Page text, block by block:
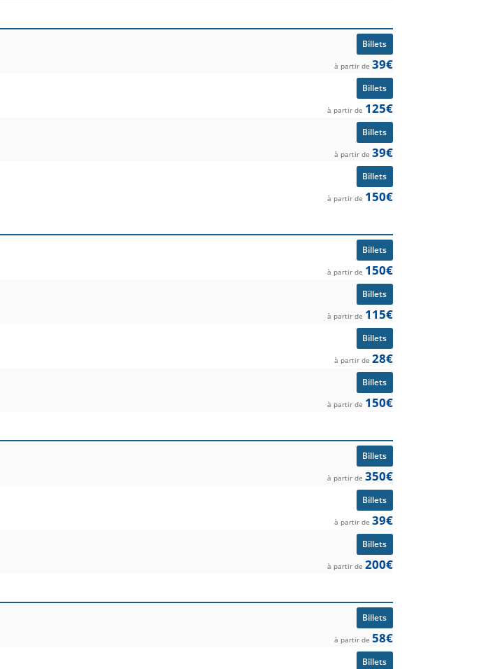
Billets
à partir de 39€
Billets
à partir de 125€
Billets
à partir de 39€
Billets
à partir de 150€
Billets
à partir de 150€
Billets
à partir de 115€
Billets
à partir de 28€
Billets
à partir de 150€
Billets
à partir de 350€
Billets
à partir de 39€
Billets
à partir de 200€
Billets
à partir de 58€
Billets